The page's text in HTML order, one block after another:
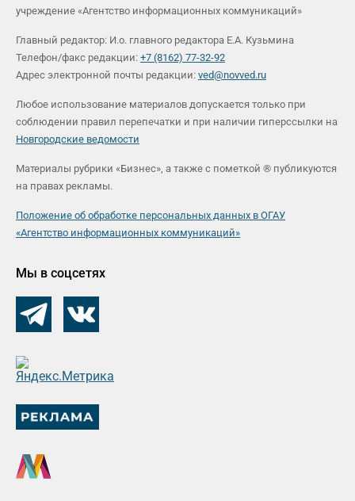
учреждение «Агентство информационных коммуникаций»
Главный редактор: И.о. главного редактора Е.А. Кузьмина
Телефон/факс редакции: +7 (8162) 77-32-92
Адрес электронной почты редакции: ved@novved.ru
Любое использование материалов допускается только при
соблюдении правил перепечатки и при наличии гиперссылки на
Новгородские ведомости
Материалы рубрики «Бизнес», а также с пометкой ® публикуются
на правах рекламы.
Положение об обработке персональных данных в ОГАУ
«Агентство информационных коммуникаций»
Мы в соцсетях